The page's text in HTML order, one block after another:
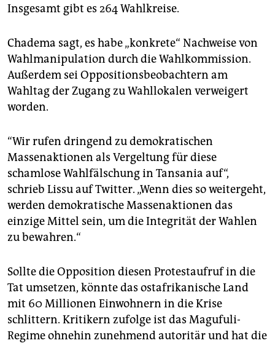
Insgesamt gibt es 264 Wahlkreise.
Chadema sagt, es habe „konkrete“ Nachweise von
Wahlmanipulation durch die Wahlkommission.
Außerdem sei Oppositionsbeobachtern am
Wahltag der Zugang zu Wahllokalen verweigert
worden.
“Wir rufen dringend zu demokratischen
Massenaktionen als Vergeltung für diese
schamlose Wahlfälschung in Tansania auf“,
schrieb Lissu auf Twitter. „Wenn dies so weitergeht,
werden demokratische Massenaktionen das
einzige Mittel sein, um die Integrität der Wahlen
zu bewahren.“
Sollte die Opposition diesen Protestaufruf in die
Tat umsetzen, könnte das ostafrikanische Land
mit 60 Millionen Einwohnern in die Krise
schlittern. Kritikern zufolge ist das Magufuli-
Regime ohnehin zunehmend autoritär und hat die